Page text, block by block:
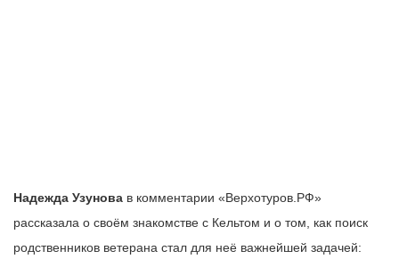
Надежда Узунова в комментарии «Верхотуров.РФ»
рассказала о своём знакомстве с Кельтом и о том, как поиск
родственников ветерана стал для неё важнейшей задачей: